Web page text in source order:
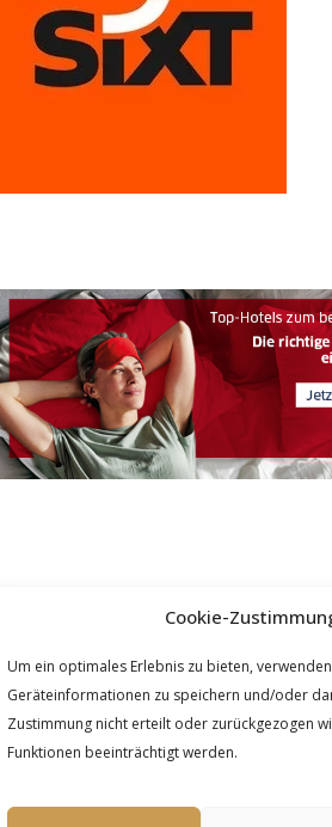
Cookie-
Um ein optimales Erlebnis zu bieten,
Geräteinformationen zu speichern und/oder
Zustimmung nicht erteilt oder zurückgezogen
Funktionen beeinträchtigt werden.